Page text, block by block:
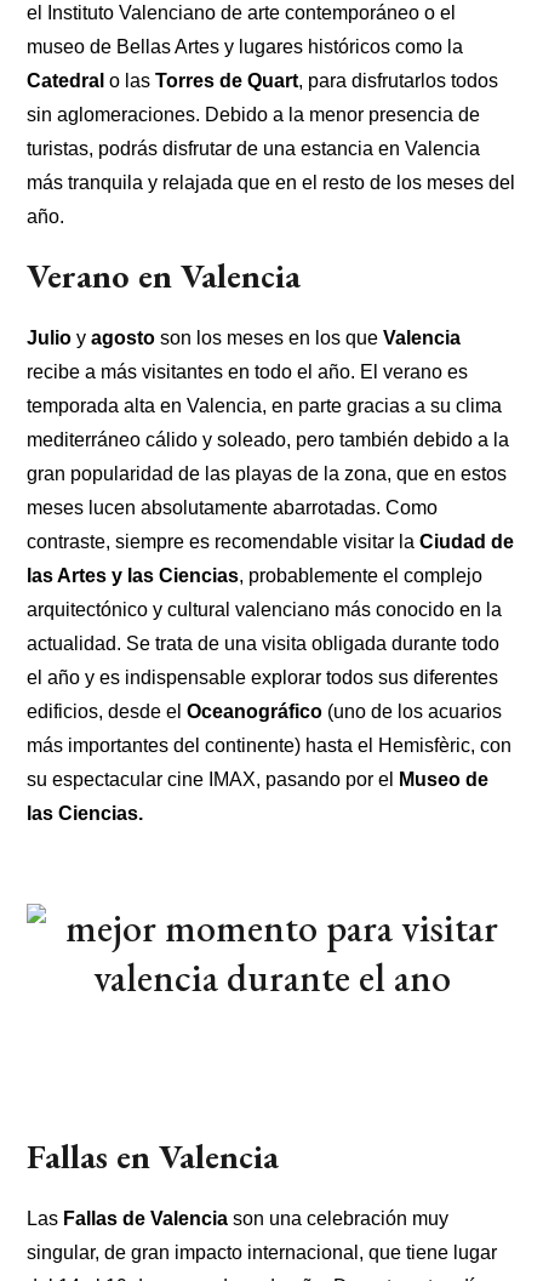
el Instituto Valenciano de arte contemporáneo o el
museo de Bellas Artes y lugares históricos como la
Catedral o lasTorres de Quart, para disfrutarlos todos
sin aglomeraciones. Debido a la menor presencia de
turistas, podrás disfrutar de una estancia en Valencia
más tranquila y relajada que en el resto de los meses del
año.
Verano en Valencia
Julio yagosto son los meses en los queValencia
recibe a más visitantes en todo el año. El verano es
temporada alta en Valencia, en parte gracias a su clima
mediterráneo cálido y soleado, pero también debido a la
gran popularidad de las playas de la zona, que en estos
meses lucen absolutamente abarrotadas. Como
contraste, siempre es recomendable visitar laCiudad de
las Artes y las Ciencias, probablemente el complejo
arquitectónico y cultural valenciano más conocido en la
actualidad. Se trata de una visita obligada durante todo
el año y es indispensable explorar todos sus diferentes
edificios, desde elOceanográfico (uno de los acuarios
más importantes del continente) hasta el Hemisfèric, con
su espectacular cine IMAX, pasando por el
Museo de
las Ciencias.
Fallas en Valencia
Las Fallas de Valencia son una celebración muy
singular, de gran impacto internacional, que tiene lugar